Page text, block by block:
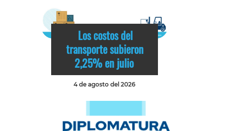
Los costos del
transporte subieron
2,25% en julio
4 de agosto del 2026